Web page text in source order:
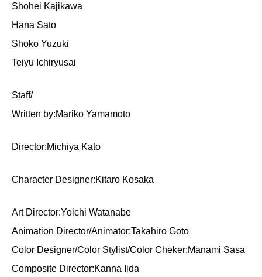
Shohei Kajikawa
Hana Sato
Shoko Yuzuki
Teiyu Ichiryusai
Staff/
Written by:Mariko Yamamoto
Director:Michiya Kato
Character Designer:Kitaro Kosaka
Art Director:Yoichi Watanabe
Animation Director/Animator:Takahiro Goto
Color Designer/Color Stylist/Color Cheker:Manami Sasa
Composite Director:Kanna Iida